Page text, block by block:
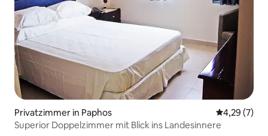
Privatzimmer in Paphos
4,29 (7)
Superior Doppelzimmer mit Blick ins Landesinnere